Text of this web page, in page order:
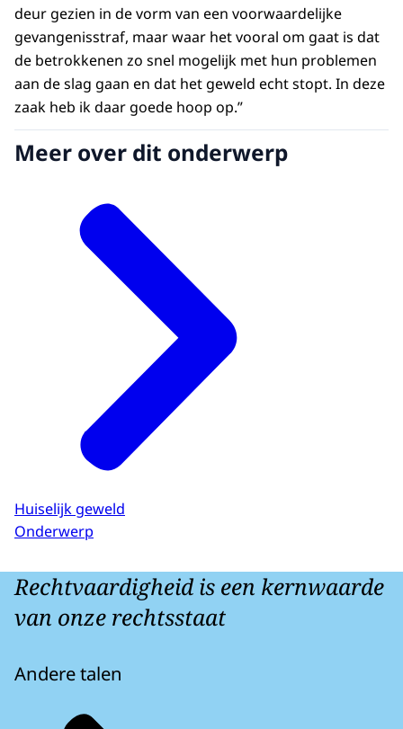
deur gezien in de vorm van een voorwaardelijke
gevangenisstraf, maar waar het vooral om gaat is dat
de betrokkenen zo snel mogelijk met hun problemen
aan de slag gaan en dat het geweld echt stopt. In deze
zaak heb ik daar goede hoop op.”
Meer over dit onderwerp
Huiselijk geweld
Onderwerp
Rechtvaardigheid is een kernwaarde
van onze rechtsstaat
Andere talen